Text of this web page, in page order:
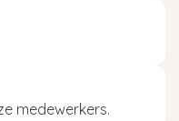
medewerkers.